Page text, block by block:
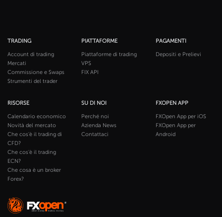
TRADING
Account di trading
Mercati
Commissione e Swaps
Strumenti del trader
PIATTAFORME
Piattaforme di trading
VPS
FIX API
PAGAMENTI
Depositi e Prelievi
RISORSE
Calendario economico
Novità del mercato
Che cos'è il trading di
CFD?
Che cos'è il trading
ECN?
Che cosa è un broker
Forex?
SU DI NOI
Perché noi
Azienda News
Contattaci
FXOPEN APP
FXOpen App per iOS
FXOpen App per
Android